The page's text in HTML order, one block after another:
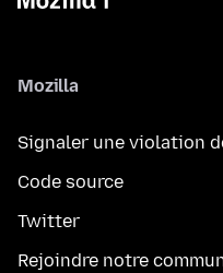
Mozilla
Signaler une violation
Code source
Twitter
Rejoindre notre